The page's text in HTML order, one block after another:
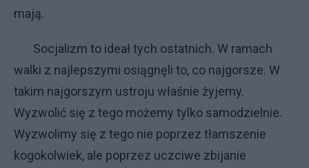
mają.
Socjalizm to ideał tych ostatnich. W ramach
walki z najlepszymi osiągnęli to, co najgorsze. W
takim najgorszym ustroju właśnie żyjemy.
Wyzwolić się z tego możemy tylko samodzielnie.
Wyzwolimy się z tego nie poprzez tłamszenie
kogokolwiek, ale poprzez uczciwe zbijanie